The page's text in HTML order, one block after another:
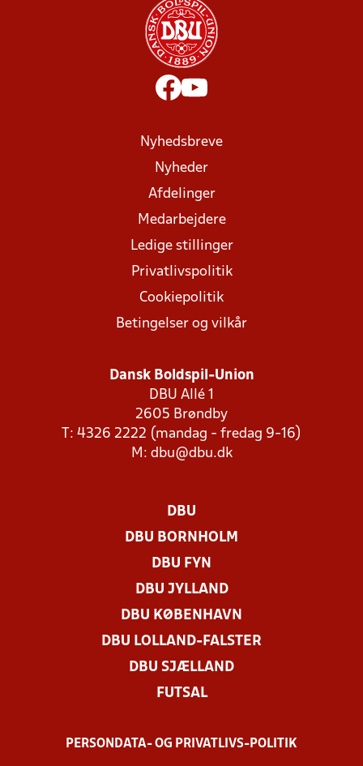
Nyhedsbreve
Nyheder
Afdelinger
Medarbejdere
Ledige stillinger
Privatlivspolitik
Cookiepolitik
Betingelser og vilkår
Dansk Boldspil-Union
DBU Allé 1
2605 Brøndby
T: 4326 2222 (mandag - fredag 9-16)
M: dbu@dbu.dk
DBU
DBU BORNHOLM
DBU FYN
DBU JYLLAND
DBU KØBENHAVN
DBU LOLLAND-FALSTER
DBU SJÆLLAND
FUTSAL
PERSONDATA- OG PRIVATLIVS-POLITIK